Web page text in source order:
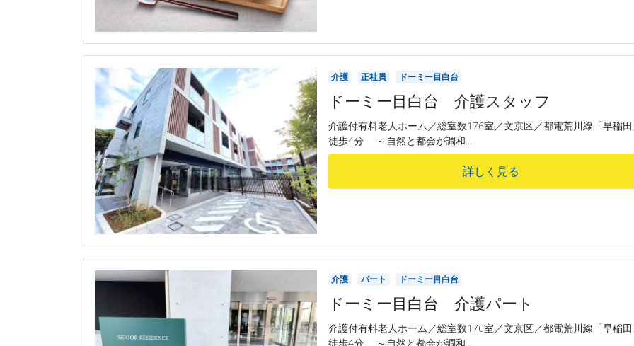
介護 正社員 ドーミー目白台
ドーミー目白台 介護スタッフ
介護付有料老人ホーム／総室数176室／文京区／都電荒川線「早稲
徒歩4分 ～自然と都会が調和...
詳しく見る
介護 パート ドーミー目白台
ドーミー目白台 介護パート
介護付有料老人ホーム／総室数176室／文京区／都電荒川線「早稲
徒歩4分 ～自然と都会が調和...